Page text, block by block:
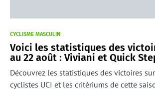
CYCLISME MASCULIN
Voici les statistiques des
au 22 août : Viviani et Quick
Découvrez les statistiques des victoires
cyclistes UCI et les critériums de cette